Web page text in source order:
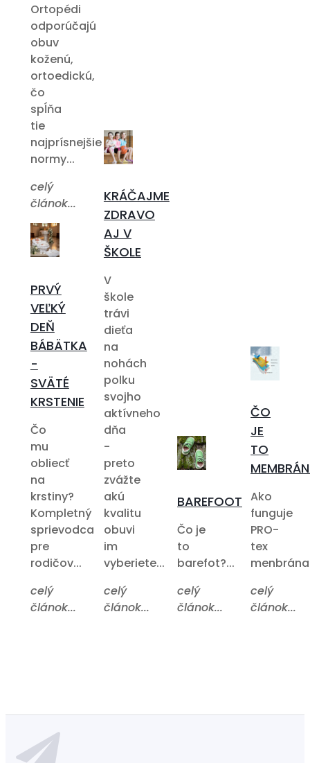
Ortopédi
odporúčajú
obuv
koženú,
ortoedickú,
čo
spĺňa
tie
najprísnejšie
normy...
celý
článok...
PRVÝ
VEĽKÝ
DEŇ
BÁBÄTKA
-
SVÄTÉ
KRSTENIE
Čo
mu
obliecť
na
krstiny?
Kompletný
sprievodca
pre
rodičov...
celý
článok...
KRÁČAJME
ZDRAVO
AJ V
ŠKOLE
V
škole
trávi
dieťa
na
nohách
polku
svojho
aktívneho
dňa
-
preto
zvážte
akú
kvalitu
obuvi
im
vyberiete...
celý
článok...
BAREFOOT
Čo je
to
barefot?...
celý
článok...
ČO
JE
TO
Ako
funguje
PRO-
tex
celý
článok...